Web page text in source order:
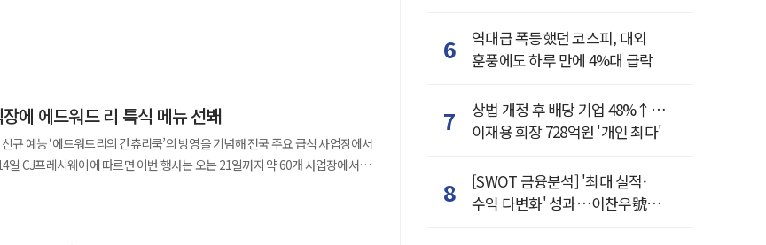
에 에드워드 리 특식 메뉴 선봬
예능 ‘에드워드리의 컨츄리쿡’의 방영을 기념해 전국 주요 급식 사업장에서
6
역대급 폭등했던 코스피, 대외
훈풍에도 하루 만에 4%대 급락
7
상법 개정 후 배당 기업 48%↑…
이재용 회장 728억원 '개인 최다'
8
[SWOT 금융분석] '최대 실적·
수익 다변화' 성과…이찬우號